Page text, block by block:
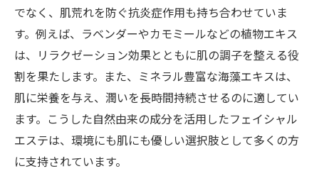
エステと併用するおすすめ美容法
北海道滞在中に試したいスパプラン
フェイシャルエステがもたらす肌への効果とは
施術後に期待できる即効性
長期的な肌改善の可能性
肌のターンオーバーを促進する理由
くすみやたるみに対する効果
でなく、肌荒れを防ぐ抗炎症作用も持ち合わせていま
す。例えば、ラベンダーやカモミールなどの植物エキス
は、リラクゼーション効果とともに肌の調子を整える役
割を果たします。また、ミネラル豊富な海藻エキスは、
肌に栄養を与え、潤いを長時間持続させるのに適してい
ます。こうした自然由来の成分を活用したフェイシャル
エステは、環境にも肌にも優しい選択肢として多くの方
に支持されています。